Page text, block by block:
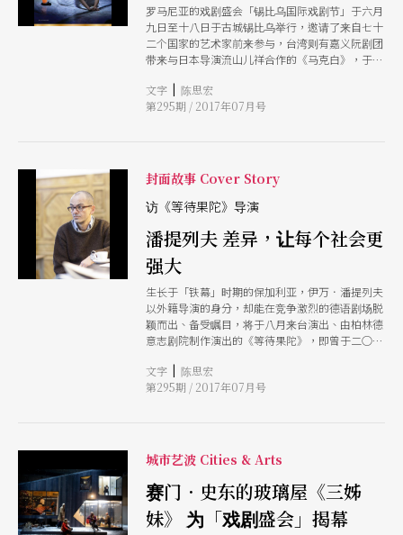
罗马尼亚的戏剧盛会「锡比乌国际戏剧节」于六月
九日至十八日于古城锡比乌举行，邀请了来自七十
二个国家的艺术家前来参与，台湾则有嘉义阮剧团
带来与日本导演流山儿祥合作的《马克白》，于盛
的歌舞，展现不同于欧陆的莎剧美学，虽然演出场
地离市区有距离，但还是吸引了许多观众前来欣
文字 | 陈思宏
第295期 / 2017年07月号
封面故事 Cover Story
访《等待果陀》导演
潘提列夫 差异，让每个社会更
强大
生长于「铁幕」时期的保加利亚，伊万．潘提列夫
以外籍导演的身分，却能在竞争激烈的德语剧场脱
颖而出、备受瞩目，将于八月来台演出、由柏林德
意志剧院制作演出的《等待果陀》，即曾于二○一
功力。作品常具跨国合作特色的潘提列夫说：「我
一直都非常开心面对任何差异，差异让每个社会更
文字 | 陈思宏
第295期 / 2017年07月号
城市艺波 Cities & Arts
赛门．史东的玻璃屋《三姊
妹》 为「戏剧盛会」揭幕